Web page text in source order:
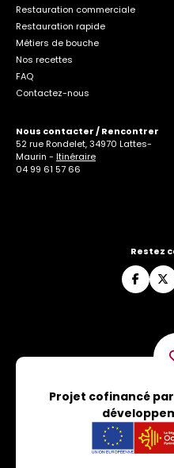
Restauration commerciale
Restauration rapide
Métiers de bouche
Nos recettes
FAQ
Contactez-nous
Nous contacter / Rencontrer
52 rue Rondelet, 34970 Lattes-
Maurin - Itinéraire
04 99 61 57 66
Restez
Projet cofinancé